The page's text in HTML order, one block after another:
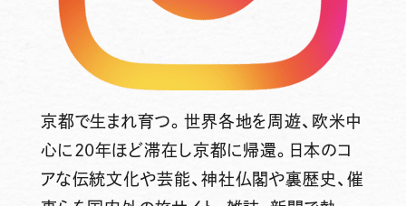
京都で生まれ育つ。世界各地を周遊、欧米中
心に20年ほど滞在し京都に帰還。日本のコ
アな伝統文化や芸能、神社仏閣や裏歴史、催